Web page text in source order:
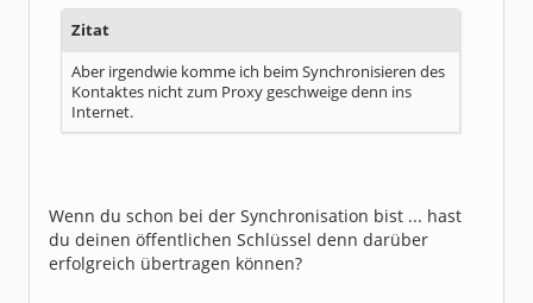
Zitat
Aber irgendwie komme ich beim Synchronisieren des
Kontaktes nicht zum Proxy geschweige denn ins
Internet.
Wenn du schon bei der Synchronisation bist ... hast
du deinen öffentlichen Schlüssel denn darüber
erfolgreich übertragen können?